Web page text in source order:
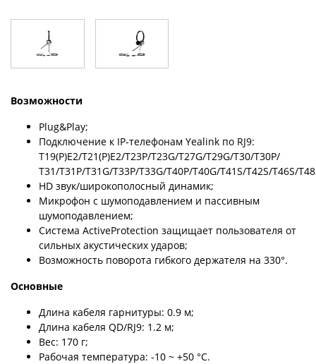
Возможности
Plug&Play;
Подключение к IP-телефонам Yealink по RJ9:
T19(P)E2/T21(P)E2/T23P/T23G/T27G/T29G/T30/T30P/
T31/T31P/T31G/T33P/T33G/T40P/T40G/T41S/T42S/T46S/
HD звук/широкополосный динамик;
Микрофон с шумоподавлением и пассивным
шумоподавлением;
Система ActiveProtection защищает пользователя от
сильных акустических ударов;
Возможность поворота гибкого держателя на 330°.
Основные
Длина кабеля гарнитуры: 0.9 м;
Длина кабеля QD/RJ9: 1.2 м;
Вес: 170 г;
Рабочая температура: -10 ~ +50 °C.